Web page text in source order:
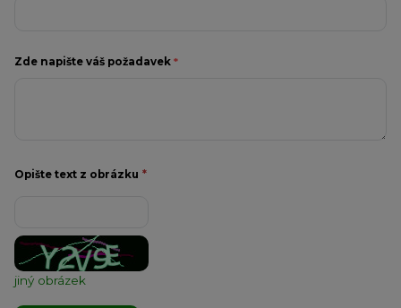
Zde napište váš požadavek *
Opište text z obrázku *
jiný obrázek